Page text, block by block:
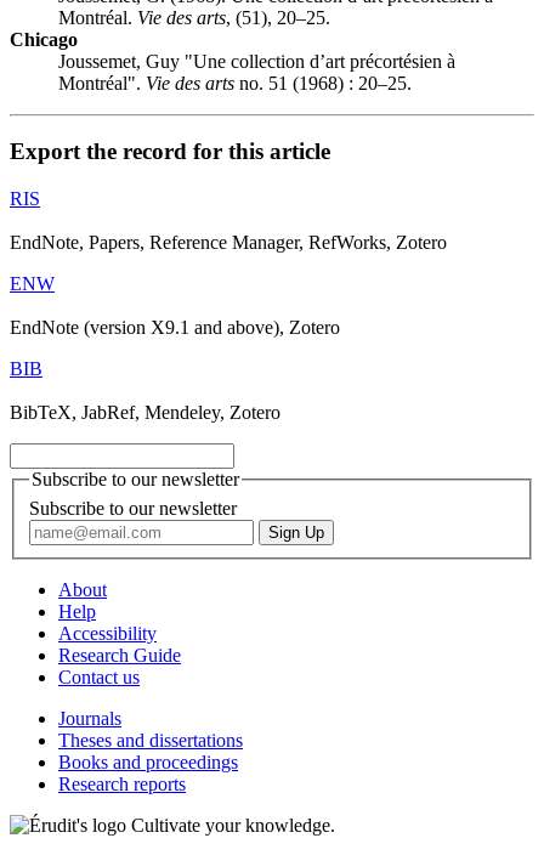
Montréal. Vie des arts, (51), 20–25.
Chicago
Joussemet, Guy "Une collection d’art précortésien à
Montréal". Vie des arts no. 51 (1968) : 20–25.
Export the record for this article
RIS
EndNote, Papers, Reference Manager, RefWorks, Zotero
ENW
EndNote (version X9.1 and above), Zotero
BIB
BibTeX, JabRef, Mendeley, Zotero
Subscribe to our newsletter
Subscribe to our newsletter
About
Help
Accessibility
Research Guide
Contact us
Journals
Theses and dissertations
Books and proceedings
Research reports
Cultivate your knowledge.